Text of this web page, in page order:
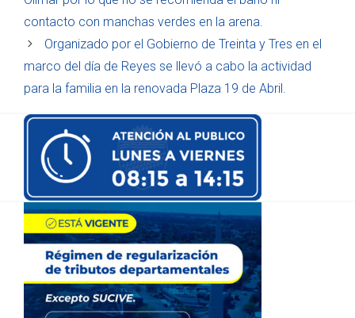
contacto con manchas verdes en la arena.
Organizado por el Gobierno de Treinta y Tres en el
marco del día de Reyes se llevó a cabo la actividad
para la familia en la renovada Plaza 19 de Abril.